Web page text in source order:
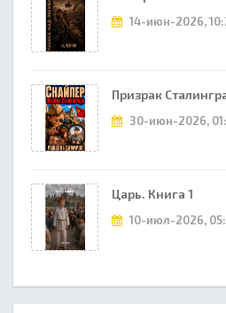
14-июн-2026,
Призрак
30-июн-2026,
Царь. Книга 1
10-июл-2026,